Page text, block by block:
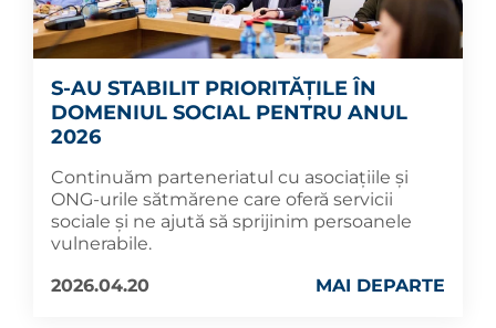
S-AU STABILIT PRIORITĂȚILE ÎN
DOMENIUL SOCIAL PENTRU ANUL
2026
Continuăm parteneriatul cu asociațiile și
ONG-urile sătmărene care oferă servicii
sociale și ne ajută să sprijinim persoanele
vulnerabile.
2026.04.20
MAI DEPARTE